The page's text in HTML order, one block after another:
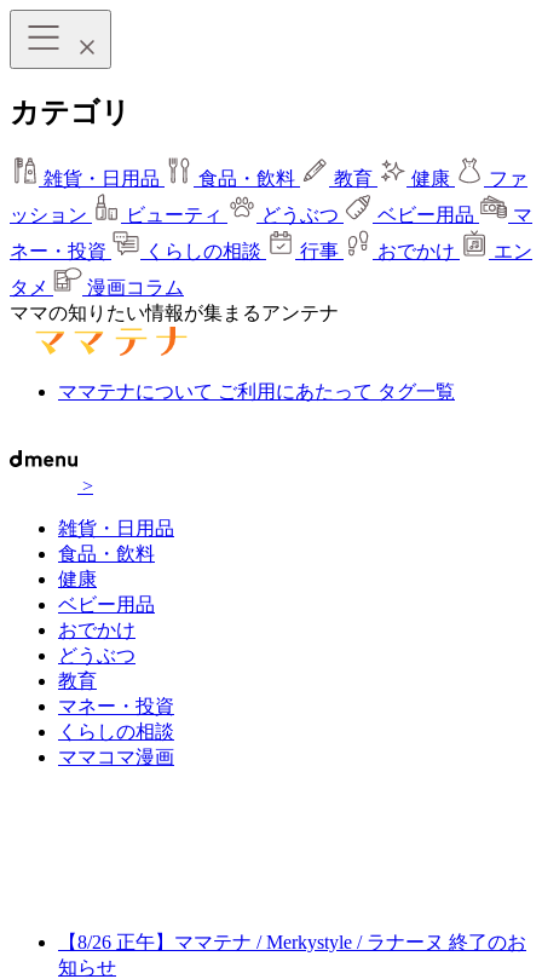
カテゴリ
雑貨・日用品 食品・飲料 教育 健康
ファ
ッション
ビューティ どうぶつ ベビー用品
マ
ネー・投資
くらしの相談 行事 おでかけ
エン
タメ
漫画コラム
ママの知りたい情報が集まるアンテナ
ママテナについて ご利用にあたって タグ一覧
>
雑貨・日用品
食品・飲料
健康
ベビー用品
おでかけ
どうぶつ
教育
マネー・投資
くらしの相談
ママコマ漫画
【8/26 正午】ママテナ / Merkystyle / ラナーヌ 終了のお
知らせ